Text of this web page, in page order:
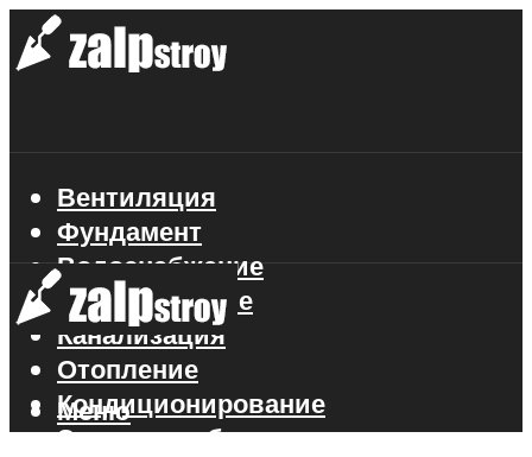
Вентиляция
Фундамент
Водоснабжение
Газоснабжение
Канализация
Отопление
Кондиционирование
Электроснабжение
Меню